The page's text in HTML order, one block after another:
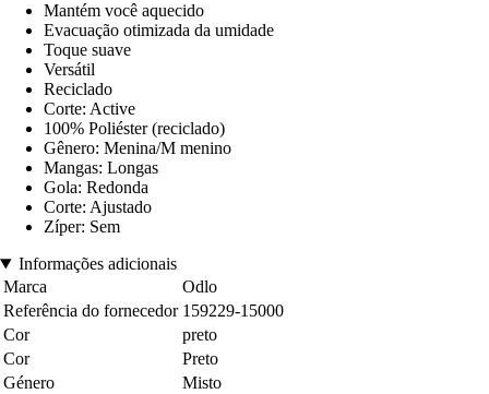
Mantém você aquecido
Evacuação otimizada da umidade
Toque suave
Versátil
Reciclado
Corte: Active
100% Poliéster (reciclado)
Gênero: Menina/M menino
Mangas: Longas
Gola: Redonda
Corte: Ajustado
Zíper: Sem
Informações adicionais
Marca
Odlo
Referência do fornecedor 159229-15000
Cor
preto
Cor
Preto
Género
Misto